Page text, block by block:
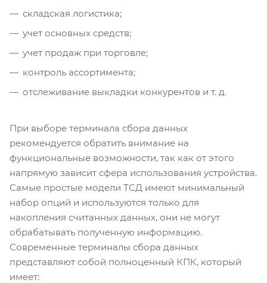
складская логистика;
учет основных средств;
учет продаж при торговле;
контроль ассортимента;
отслеживание выкладки конкурентов и т. д.
При выборе терминала сбора данных
рекомендуется обратить внимание на
функциональные возможности, так как от этого
напрямую зависит сфера использования устройства.
Самые простые модели ТСД имеют минимальный
набор опций и используются только для
накопления считанных данных, они не могут
обрабатывать полученную информацию.
Современные терминалы сбора данных
представляют собой полноценный КПК, который
имеет: